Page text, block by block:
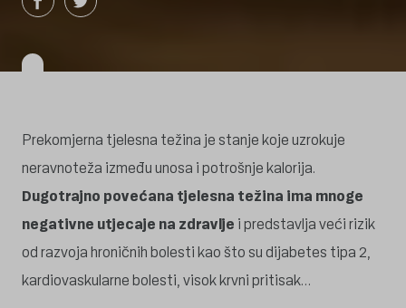
Prekomjerna tjelesna težina je stanje koje uzrokuje
neravnoteža između unosa i potrošnje kalorija.
Dugotrajno povećana tjelesna težina ima mnoge
negativne utjecaje na zdravlje i predstavlja veći rizik
od razvoja hroničnih bolesti kao što su dijabetes tipa 2,
kardiovaskularne bolesti, visok krvni pritisak…